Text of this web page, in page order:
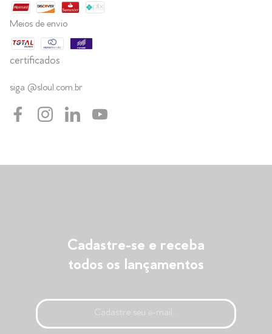
Meios de envio
certificados
siga @sloul.com.br
Cadastre-se e receba
todos os lançamentos